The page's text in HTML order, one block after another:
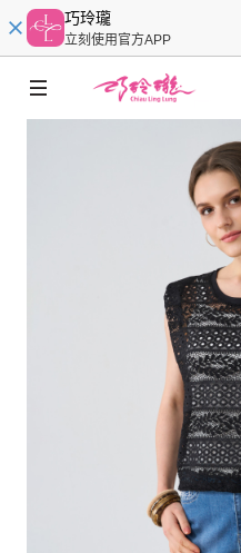
巧玲瓏
立刻使用官方APP